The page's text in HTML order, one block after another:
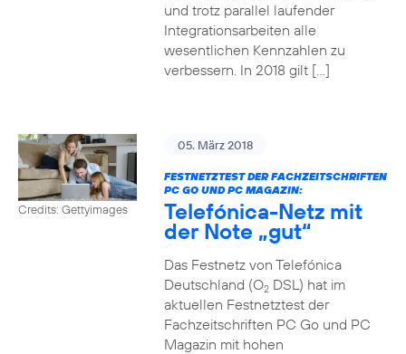
und trotz parallel laufender
Integrationsarbeiten alle
wesentlichen Kennzahlen zu
verbessern. In 2018 gilt […]
Credits: Gettyimages
05. März 2018
FESTNETZTEST DER FACHZEITSCHRIFTEN
PC GO UND PC MAGAZIN:
Telefónica-Netz mit
der Note „gut“
Das Festnetz von Telefónica
Deutschland (O2DSL) hat im
aktuellen Festnetztest der
Fachzeitschriften PC Go und PC
Magazin mit hohen